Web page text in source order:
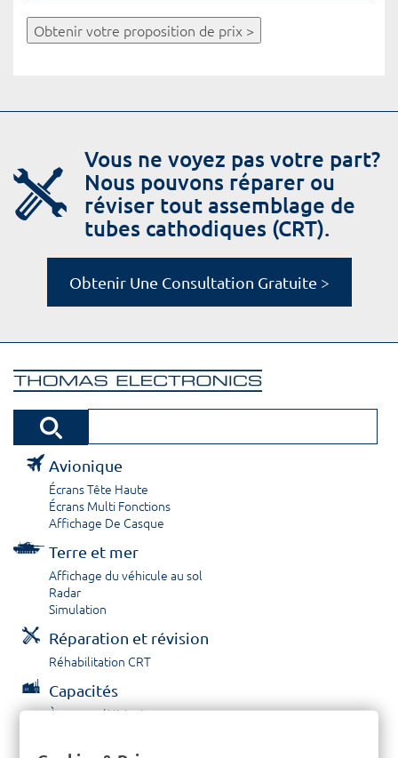
Obtenir votre proposition de prix >
Vous ne voyez pas votre part?
Nous pouvons réparer ou
réviser tout assemblage de
tubes cathodiques (CRT).
Obtenir Une Consultation Gratuite >
Avionique
Écrans Tête Haute
Écrans Multi Fonctions
Affichage De Casque
Terre et mer
Affichage du véhicule au sol
Radar
Simulation
Réparation et révision
Réhabilitation CRT
Capacités
À propos / Historique